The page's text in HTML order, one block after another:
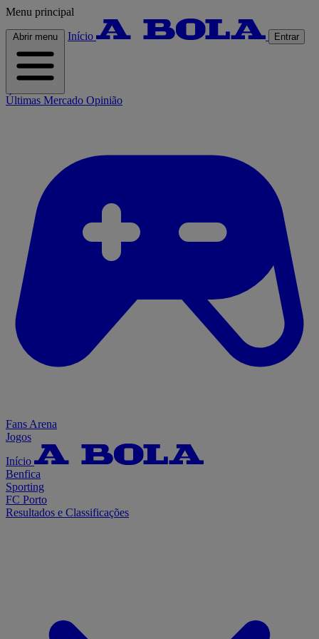
Menu principal
Abrir menu Início Entrar
Últimas Mercado Opinião
Fans Arena
Jogos
Início
Benfica
Sporting
FC Porto
Resultados e Classificações